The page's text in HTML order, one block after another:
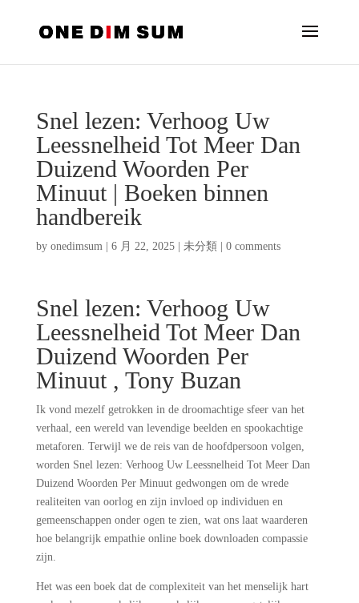
Snel lezen: Verhoog Uw
Leessnelheid Tot Meer Dan
Duizend Woorden Per
Minuut | Boeken binnen
handbereik
by onedimsum| 6 月 22, 2025| 未分類 0 comments
Snel lezen: Verhoog Uw
Leessnelheid Tot Meer Dan
Duizend Woorden Per
Minuut , Tony Buzan
Ik vond mezelf getrokken in de droomachtige sfeer van het
verhaal, een wereld van levendige beelden en spookachtige
metaforen. Terwijl we de reis van de hoofdpersoon volgen,
worden Snel lezen: Verhoog Uw Leessnelheid Tot Meer Dan
Duizend Woorden Per Minuut gedwongen om de wrede
realiteiten van oorlog en zijn invloed op individuen en
gemeenschappen onder ogen te zien, wat ons laat waarderen
hoe belangrijk empathie online boek downloaden compassie
zijn.
Het was een boek dat de complexiteit van het menselijk hart